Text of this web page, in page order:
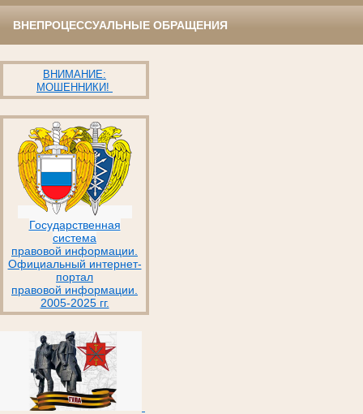
ВНЕПРОЦЕССУАЛЬНЫЕ ОБРАЩЕНИЯ
ВНИМАНИЕ:
МОШЕННИКИ!
Государственная
система
правовой информации.
Официальный интернет-
портал
правовой информации.
2005-2025 гг.